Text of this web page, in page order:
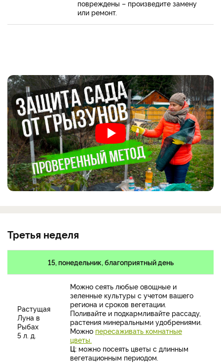
повреждены – произведите замену
или ремонт.
Третья неделя
15, понедельник, благоприятный день
Растущая
Луна в
Рыбах
5 л. д.
Можно сеять любые овощные и
зеленные культуры с учетом вашего
региона и сроков вегетации.
Поливайте и подкармливайте рассаду,
растения минеральными удобрениями.
Можно пересаживать комнатные
цветы.
Ц: можно посеять цветы с длинным
вегетационным периодом.